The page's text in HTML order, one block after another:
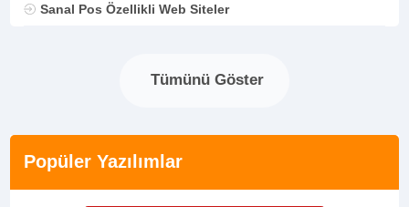
Sanal Pos Özellikli Web Siteler
Tümünü Göster
Popüler Yazılımlar